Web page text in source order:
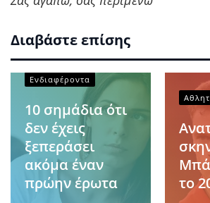
Διαβάστε επίσης
Ενδιαφέροντα
10 σημάδια ότι
δεν έχεις
ξεπεράσει
ακόμα έναν
πρώην έρωτα
το